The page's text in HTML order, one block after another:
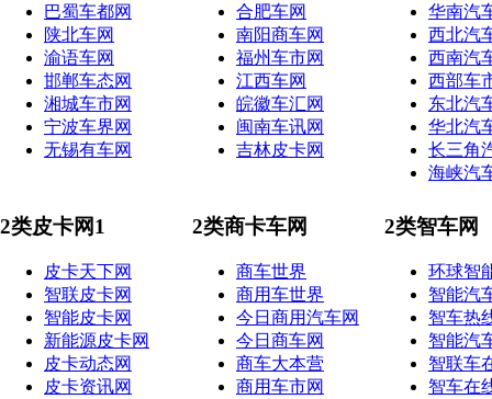
巴蜀车都网
陕北车网
渝语车网
邯郸车态网
湘城车市网
宁波车界网
无锡有车网
合肥车网
南阳商车网
福州车市网
江西车网
皖徽车汇网
闽南车讯网
吉林皮卡网
华南汽
西北汽
西南汽
西部车
东北汽
华北汽
长三角
海峡汽
2类皮卡网1
皮卡天下网
智联皮卡网
智能皮卡网
新能源皮卡网
皮卡动态网
皮卡资讯网
2类商卡车网
商车世界
商用车世界
今日商用汽车网
今日商车网
商车大本营
商用车市网
2类智车网
环球智
智能汽
智车热
智能汽
智联车
智车在